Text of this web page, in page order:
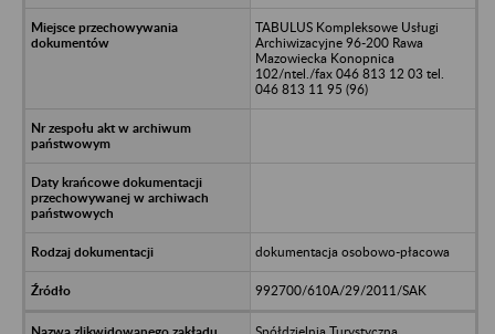
TABULUS Kompleksowe Usługi
Archiwizacyjne 96-200 Rawa
Mazowiecka Konopnica
102/ntel./fax 046 813 12 03 tel.
046 813 11 95 (96)
dokumentacja osobowo-płacowa
992700/610A/29/2011/SAK